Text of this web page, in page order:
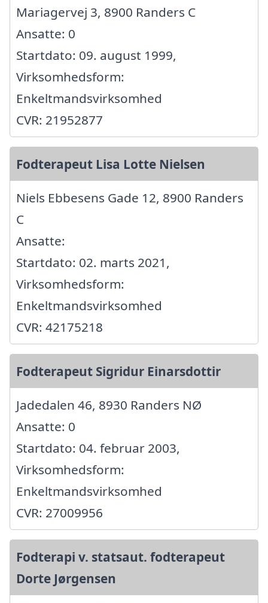
Mariagervej 3, 8900 Randers C
Ansatte: 0
Startdato: 09. august 1999,
Virksomhedsform:
Enkeltmandsvirksomhed
CVR: 21952877
Fodterapeut Lisa Lotte Nielsen
Niels Ebbesens Gade 12, 8900 Randers
C
Ansatte:
Startdato: 02. marts 2021,
Virksomhedsform:
Enkeltmandsvirksomhed
CVR: 42175218
Fodterapeut Sigridur Einarsdottir
Jadedalen 46, 8930 Randers NØ
Ansatte: 0
Startdato: 04. februar 2003,
Virksomhedsform:
Enkeltmandsvirksomhed
CVR: 27009956
Fodterapi v. statsaut. fodterapeut
Dorte Jørgensen